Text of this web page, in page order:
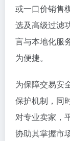
或一口价销售
选及高级过滤
言与本地化服
为便捷。
为保障交易安
保护机制，同
对专业卖家，
协助其掌握市